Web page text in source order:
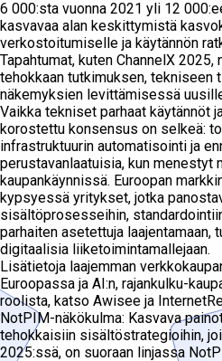
6 000:sta vuonna 2021 yli 12
kasvavaa alan keskittymistä
verkostoitumiselle ja käytännön
Tapahtumat, kuten ChannelX
tehokkaan tutkimuksen, tekniseen
näkemyksien levittämisessä
Vaikka tekniset parhaat käytännöt
korostettu konsensus on selkeä:
infrastruktuurin automatisointi ja
perustavanlaatuisia, kun menestyt
kaupankäynnissä. Euroopan
kypsyessä yritykset, jotka
sisältöprosesseihin,
parhaiten asetettuja laajentamaan,
digitaalisia liiketoimintamallejaan.
Lisätietoja laajemman
Euroopassa ja AI:n, rajankulku-
roolista, katso Awisee ja
NotPIM-näkökulma: Kasvava
tehokkaisiin sisältöstrategioihin,
2025:ssä, on suoraan linjassa